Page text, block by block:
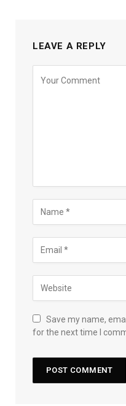
LEAVE A REPLY
Save my name,
for the next time I